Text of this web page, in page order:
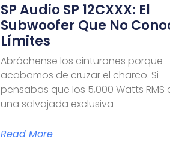
SP Audio SP 12CXXX: El
Subwoofer Que No
Límites
Abróchense los cinturones porque
acabamos de cruzar el charco. Si
pensabas que los 5,000 Watts RMS
una salvajada exclusiva
Read More